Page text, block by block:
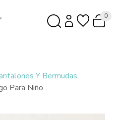
0
Y Bermudas
Para Niño